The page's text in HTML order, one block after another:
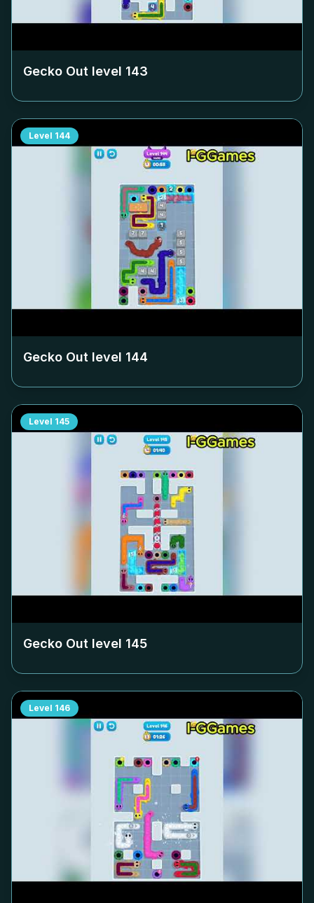
Gecko Out level 143
Level 144
Gecko Out level 144
Level 145
Gecko Out level 145
Level 146